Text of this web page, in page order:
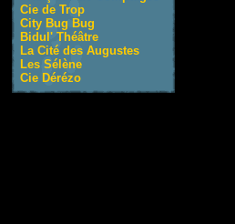
Cie de Trop
City Bug Bug
Bidul' Théâtre
La Cité des Augustes
Les Sélène
Cie Dérézo